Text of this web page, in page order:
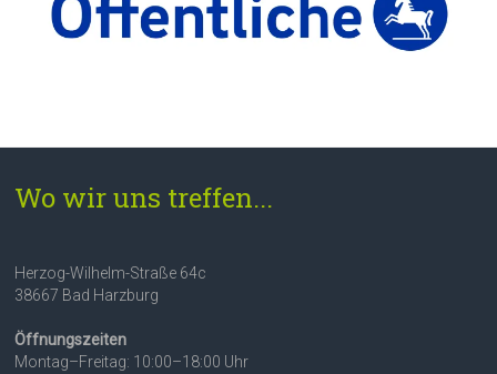
Wo wir uns treffen...
Herzog-Wilhelm-Straße 64c
38667 Bad Harzburg
Öffnungszeiten
Montag–Freitag: 10:00–18:00 Uhr